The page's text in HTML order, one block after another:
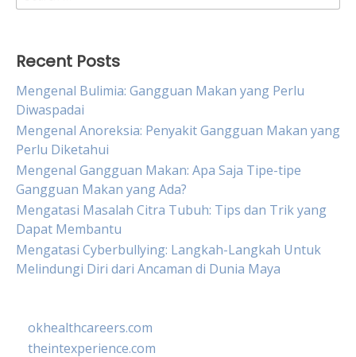
for:
Recent Posts
Mengenal Bulimia: Gangguan Makan yang Perlu
Diwaspadai
Mengenal Anoreksia: Penyakit Gangguan Makan yang
Perlu Diketahui
Mengenal Gangguan Makan: Apa Saja Tipe-tipe
Gangguan Makan yang Ada?
Mengatasi Masalah Citra Tubuh: Tips dan Trik yang
Dapat Membantu
Mengatasi Cyberbullying: Langkah-Langkah Untuk
Melindungi Diri dari Ancaman di Dunia Maya
okhealthcareers.com
theintexperience.com